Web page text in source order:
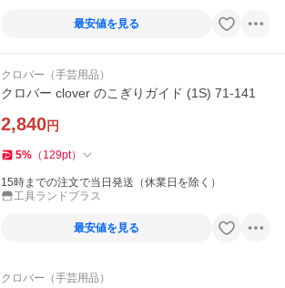
最安値を見る
クロバー（手芸用品）
クロバー clover のこぎりガイド (1S) 71-141
2,840円
5% （ 129pt）
15時までの注文で当日発送（休業日を除く）
工具ランドプラス
最安値を見る
クロバー（手芸用品）